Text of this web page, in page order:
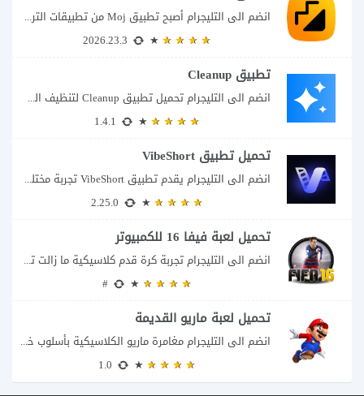
انضم الى التليجرام أصبح تطبيق Moj من تطبيقات الترفيه التي تجمع أكثر من تجربة...
تطبيق Cleanup
انضم الى التليجرام تحميل تطبيق Cleanup لتنظيف الهاتف تتحول الصور المتشابهة ولقطات الشاشة ومقاطع...
تحميل تطبيق VibeShort
انضم الى التليجرام يقدم تطبيق VibeShort تجربة مختلفة لعشاق القصص القصيرة، فهو لا يعتمد...
تحميل لعبة فيفا 16 للكمبيوتر
انضم الى التليجرام تجربة كرة قدم كلاسيكية ما زالت تستحق اللعب تظل لعبة FIFA...
#
تحميل لعبة ماريو القديمة
انضم الى التليجرام مغامرة ماريو الكلاسيكية بأسلوب خفيف وممتع إذا كنت من محبي ألعاب...